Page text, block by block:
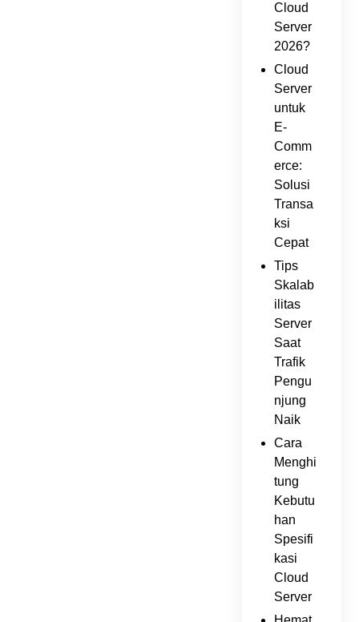
Cloud
Server
2026?
Cloud
Server
untuk
E-
Comm
erce:
Solusi
Transa
ksi
Cepat
Tips
Skalab
ilitas
Server
Saat
Trafik
Pengu
njung
Naik
Cara
Menghi
tung
Kebutu
han
Spesifi
kasi
Cloud
Server